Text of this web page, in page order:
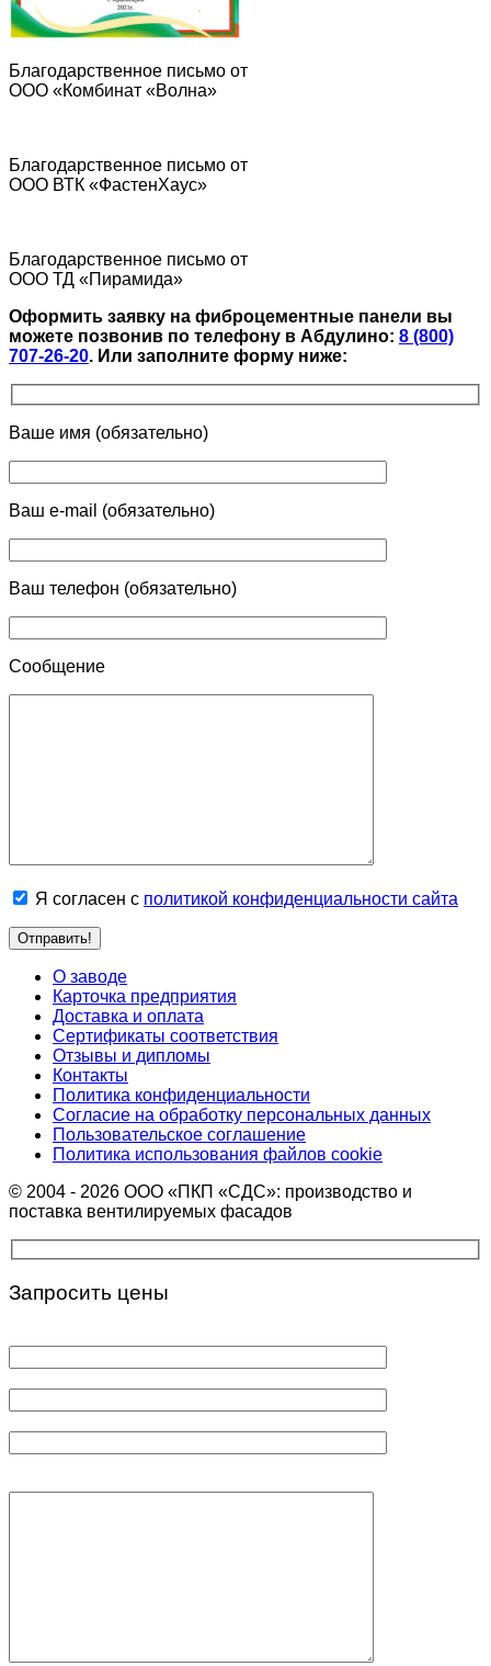
Благодарственное письмо от
ООО «Комбинат «Волна»
Благодарственное письмо от
ООО ВТК «ФастенХаус»
Благодарственное письмо от
ООО ТД «Пирамида»
Оформить заявку на фиброцементные панели вы
можете позвонив по телефону в Абдулино: 8 (800)
707-26-20. Или заполните форму ниже:
Ваше имя (обязательно)
Ваш e-mail (обязательно)
Ваш телефон (обязательно)
Сообщение
Я согласен с политикой конфиденциальности сайта
О заводе
Карточка предприятия
Доставка и оплата
Сертификаты соответствия
Отзывы и дипломы
Контакты
Политика конфиденциальности
Согласие на обработку персональных данных
Пользовательское соглашение
Политика использования файлов cookie
© 2004 - 2026 ООО «ПКП «СДС»: производство и
поставка вентилируемых фасадов
Запросить цены